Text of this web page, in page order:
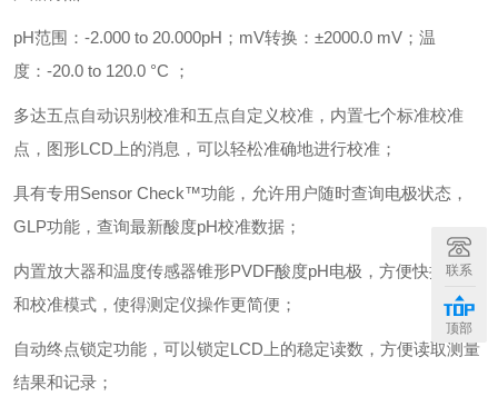
pH范围：-2.000 to 20.000pH；mV转换：±2000.0 mV；温
度：-20.0 to 120.0 °C ；
多达五点自动识别校准和五点自定义校准，内置七个标准校准
点，图形LCD上的消息，可以轻松准确地进行校准；
具有专用Sensor Check™功能，允许用户随时查询电极状态，
GLP功能，查询最新酸度pH校准数据；
内置放大器和温度传感器锥形PVDF酸度pH电极，方便快捷设置
和校准模式，使得测定仪操作更简便；
自动终点锁定功能，可以锁定LCD上的稳定读数，方便读取测量
结果和记录；
联系
顶部